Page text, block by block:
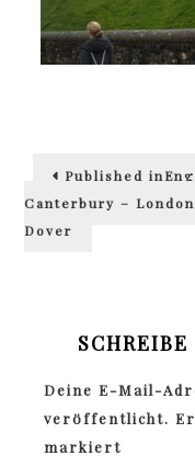
Published in
Canterbury –
Dover
Deine E-Mail-
veröffentlicht.
markiert